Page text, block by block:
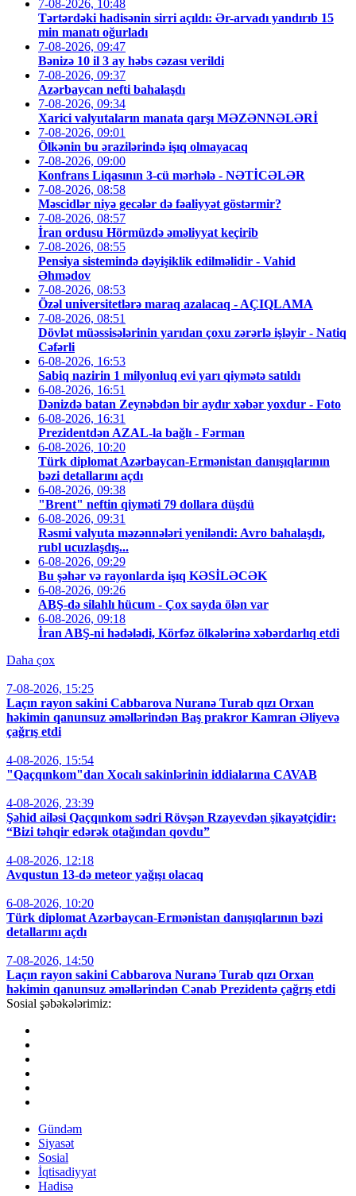
7-08-2026, 10:48
Tərtərdəki hadisənin sirri açıldı: Ər-arvadı yandırıb 15
min manatı oğurladı
7-08-2026, 09:47
Bənizə 10 il 3 ay həbs cəzası verildi
7-08-2026, 09:37
Azərbaycan nefti bahalaşdı
7-08-2026, 09:34
Xarici valyutaların manata qarşı MƏZƏNNƏLƏRİ
7-08-2026, 09:01
Ölkənin bu ərazilərində işıq olmayacaq
7-08-2026, 09:00
Konfrans Liqasının 3-cü mərhələ - NƏTİCƏLƏR
7-08-2026, 08:58
Məscidlər niyə gecələr də fəaliyyət göstərmir?
7-08-2026, 08:57
İran ordusu Hörmüzdə əməliyyat keçirib
7-08-2026, 08:55
Pensiya sistemində dəyişiklik edilməlidir - Vahid
Əhmədov
7-08-2026, 08:53
Özəl universitetlərə maraq azalacaq - AÇIQLAMA
7-08-2026, 08:51
Dövlət müəssisələrinin yarıdan çoxu zərərlə işləyir - Natiq
Cəfərli
6-08-2026, 16:53
Sabiq nazirin 1 milyonluq evi yarı qiymətə satıldı
6-08-2026, 16:51
Dənizdə batan Zeynəbdən bir aydır xəbər yoxdur - Foto
6-08-2026, 16:31
Prezidentdən AZAL-la bağlı - Fərman
6-08-2026, 10:20
Türk diplomat Azərbaycan-Ermənistan danışıqlarının
bəzi detallarını açdı
6-08-2026, 09:38
"Brent" neftin qiyməti 79 dollara düşdü
6-08-2026, 09:31
Rəsmi valyuta məzənnələri yeniləndi: Avro bahalaşdı,
rubl ucuzlaşdış...
6-08-2026, 09:29
Bu şəhər və rayonlarda işıq KƏSİLƏCƏK
6-08-2026, 09:26
ABŞ-də silahlı hücum - Çox sayda ölən var
6-08-2026, 09:18
İran ABŞ-ni hədələdi, Körfəz ölkələrinə xəbərdarlıq etdi
Daha çox
7-08-2026, 15:25
Laçın rayon sakini Cabbarova Nuranə Turab qızı Orxan
həkimin qanunsuz əməllərindən Baş prakror Kamran Əliyevə
çağrış etdi
4-08-2026, 15:54
"Qaçqınkom"dan Xocalı sakinlərinin iddialarına CAVAB
4-08-2026, 23:39
Şəhid ailəsi Qaçqınkom sədri Rövşən Rzayevdən şikayətçidir:
“Bizi təhqir edərək otağından qovdu”
4-08-2026, 12:18
Avqustun 13-də meteor yağışı olacaq
6-08-2026, 10:20
Türk diplomat Azərbaycan-Ermənistan danışıqlarının bəzi
detallarını açdı
7-08-2026, 14:50
Laçın rayon sakini Cabbarova Nuranə Turab qızı Orxan
həkimin qanunsuz əməllərindən Cənab Prezidentə çağrış etdi
Sosial şəbəkələrimiz:
Gündəm
Siyasət
Sosial
İqtisadiyyat
Hadisə